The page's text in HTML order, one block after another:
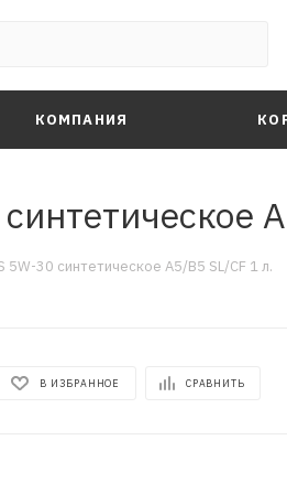
КОМПАНИЯ
5W-30 синтетическое A5/B5 SL/CF 1 л.
В ИЗБРАННОЕ СРАВНИТЬ